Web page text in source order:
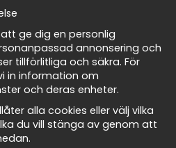
&amp; gratis
favoriter
nyheter!
ge dig en personlig
annonsering och
tillförlitliga och säkra. För
in information om
och deras enheter.
alla cookies eller välj vilka
du vill stänga av genom att